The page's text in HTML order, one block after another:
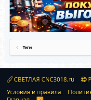
Теги
СВЕТЛАЯ CNC3018.ru
Условия и правила